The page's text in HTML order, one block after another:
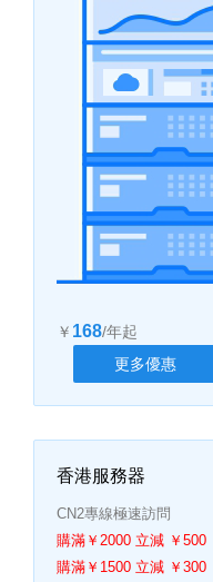
￥ 168/年起
更多優惠
香港服務器
CN2專線極速訪問
購滿￥2000 立減 ￥500
購滿￥1500 立減 ￥300